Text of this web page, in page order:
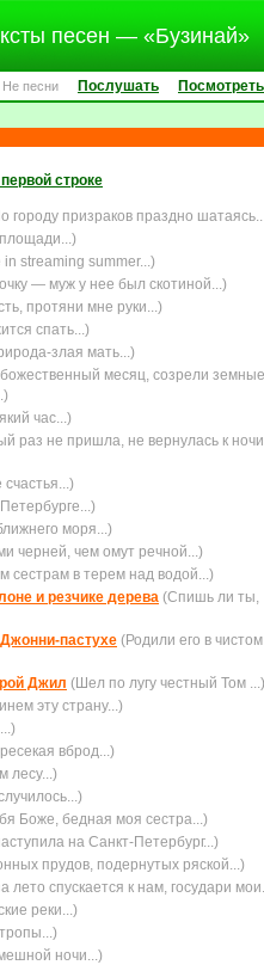
песен — «Бузинай»
Не песни Послушать Посмотреть
строке
городу призраков праздно
streaming summer...)
— муж у нее был скотиной...)
протяни мне руки...)
спать...)
злая мать...)
божественный месяц, созрели земные
час...)
раз не пришла, не вернулась к
моря...)
черней, чем омут речной...)
сестрам в терем над водой...)
и резчике дерева (Спишь ли ты,
пастухе (Родили его в чистом
Джил (Шел по лугу честный Том ...)
эту страну...)
вброд...)
лесу...)
Боже, бедная моя сестра...)
на Санкт-Петербург...)
прудов, подернутых ряской...)
лето спускается к нам, государи
реки...)
ночи...)